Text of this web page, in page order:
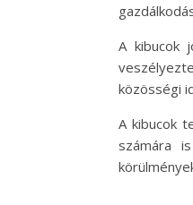
A kibucok
közösségi
A kibucok
számára